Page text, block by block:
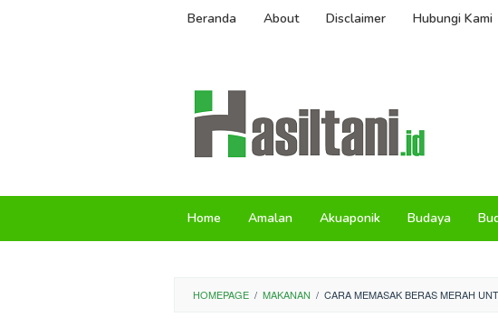
Beranda About Disclaimer Hubungi Kami
Home Amalan Akuaponik Budaya
HOMEPAGE / MAKANAN / CARA MEMASAK BERAS MERAH